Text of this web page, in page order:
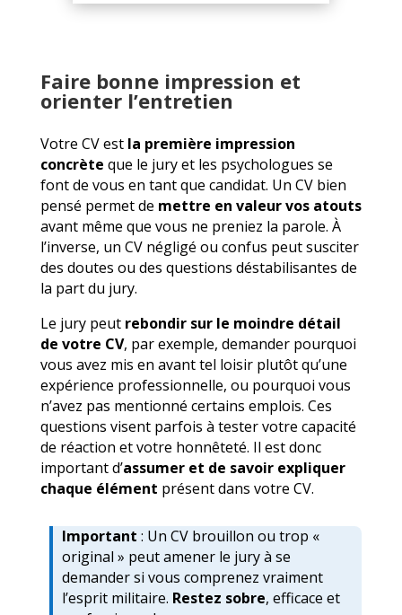
Faire bonne impression et
orienter l’entretien
Votre CV est la première impression
concrète que le jury et les psychologues se
font de vous en tant que candidat. Un CV bien
pensé permet de mettre en valeur vos atouts
avant même que vous ne preniez la parole. À
l’inverse, un CV négligé ou confus peut susciter
des doutes ou des questions déstabilisantes de
la part du jury.
Le jury peut rebondir sur le moindre détail
de votre CV, par exemple, demander pourquoi
vous avez mis en avant tel loisir plutôt qu’une
expérience professionnelle, ou pourquoi vous
n’avez pas mentionné certains emplois. Ces
questions visent parfois à tester votre capacité
de réaction et votre honnêteté. Il est donc
important d’assumer et de savoir expliquer
chaque élément présent dans votre CV.
Important : Un CV brouillon ou trop «
original » peut amener le jury à se
demander si vous comprenez vraiment
l’esprit militaire. Restez sobre, efficace et